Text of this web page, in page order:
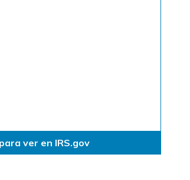
ver en IRS.gov